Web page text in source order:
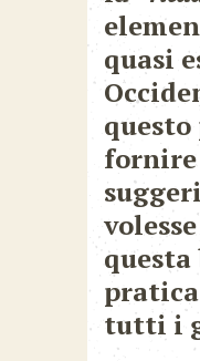
quasi
questo
fornire
tutti i